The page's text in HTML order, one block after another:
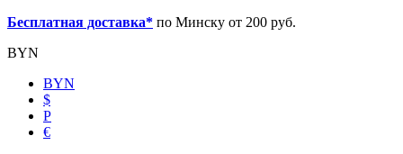
Бесплатная доставка* по Минску от 200 руб.
BYN
BYN
$
Р
€